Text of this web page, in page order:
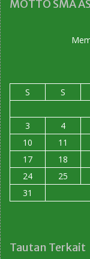
MOTTO SMA
S
S
3
4
10
11
17
18
24
25
31
Tautan Terkait